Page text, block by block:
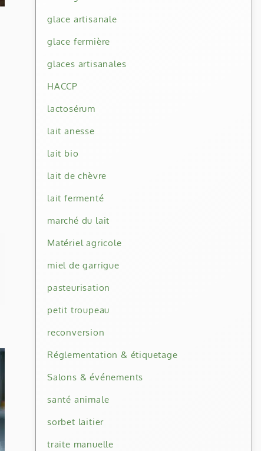
glace artisanale
glace fermière
glaces artisanales
HACCP
lactosérum
lait anesse
lait bio
lait de chèvre
lait fermenté
marché du lait
Matériel agricole
miel de garrigue
pasteurisation
petit troupeau
reconversion
Réglementation & étiquetage
Salons & événements
santé animale
sorbet laitier
traite manuelle